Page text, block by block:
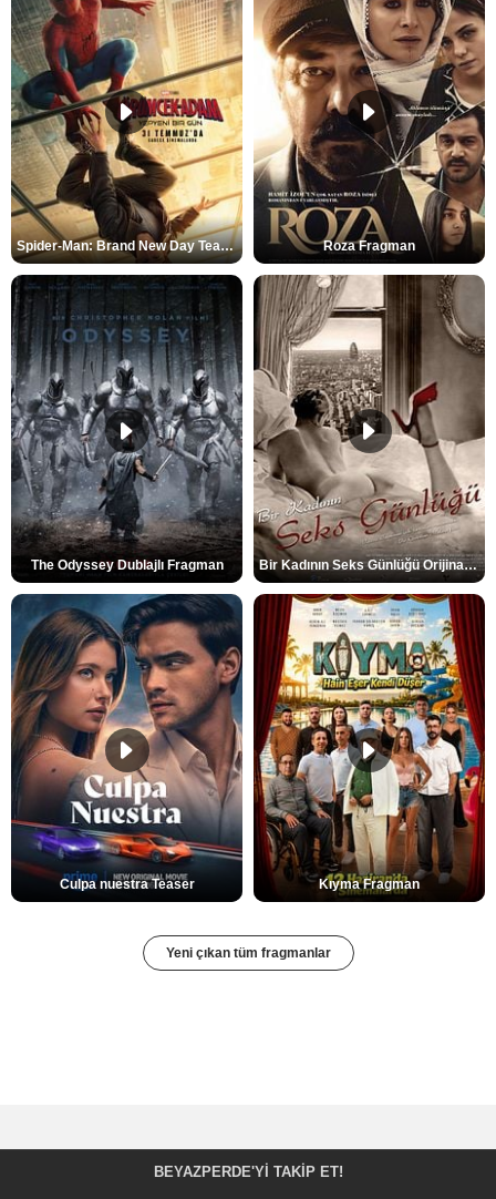
Spider-Man: Brand New Day Teaser Roza Fragman
The Odyssey Dublajlı Fragman Bir Kadının Seks Günlüğü Orijinal Fragman
Culpa nuestra Teaser Kıyma Fragman
Yeni çıkan tüm fragmanlar
BEYAZPERDE'YI TAKIP ET!